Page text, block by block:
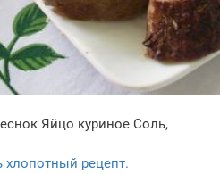
Яйцо куриное Соль,
хлопотный рецепт.